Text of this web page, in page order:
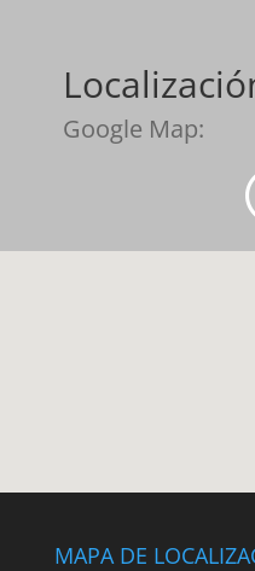
Google Map:
MAPA DE